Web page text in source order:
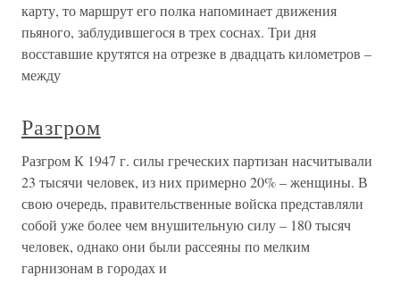
карту, то маршрут его полка напоминает движения
пьяного, заблудившегося в трех соснах. Три дня
восставшие крутятся на отрезке в двадцать километров –
между
Разгром
Разгром К 1947 г. силы греческих партизан насчитывали
23 тысячи человек, из них примерно 20% – женщины. В
свою очередь, правительственные войска представляли
собой уже более чем внушительную силу – 180 тысяч
человек, однако они были рассеяны по мелким
гарнизонам в городах и